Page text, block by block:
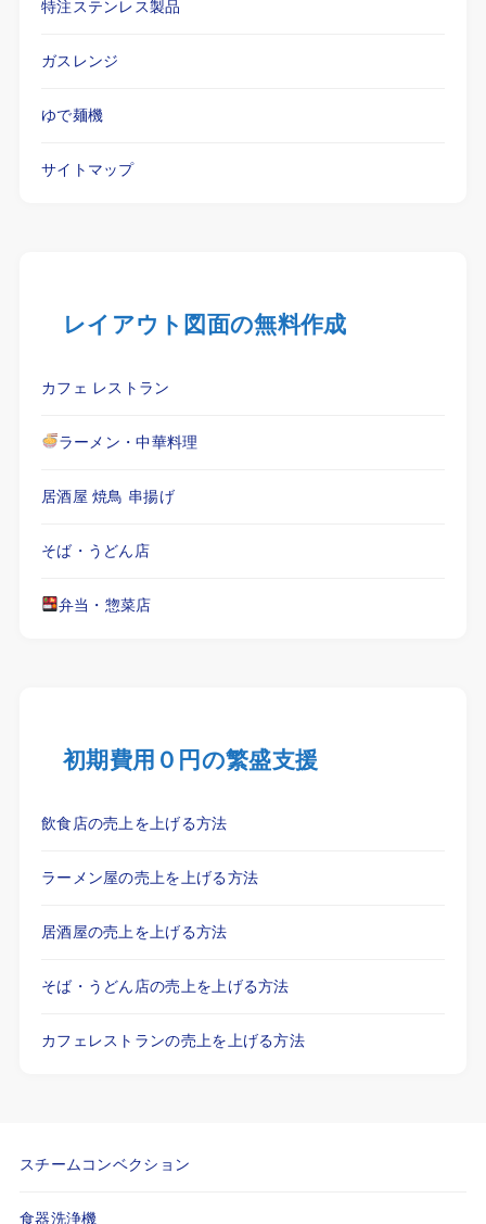
特注ステンレス製品
ガスレンジ
ゆで麺機
サイトマップ
レイアウト図面の無料作成
カフェ レストラン
ラーメン・中華料理
居酒屋 焼鳥 串揚げ
そば・うどん店
弁当・惣菜店
初期費用０円の繁盛支援
飲食店の売上を上げる方法
ラーメン屋の売上を上げる方法
居酒屋の売上を上げる方法
そば・うどん店の売上を上げる方法
カフェレストランの売上を上げる方法
スチームコンベクション
食器洗浄機